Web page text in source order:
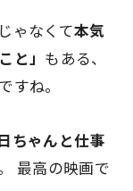
ゃなくて本気
と」 もある、
すね。
ちゃんと仕事
最高の映画で